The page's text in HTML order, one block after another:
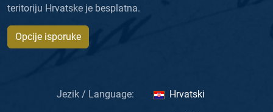
teritoriju Hrvatske je besplatna.
Opcije isporuke
Jezik / Language: Hrvatski